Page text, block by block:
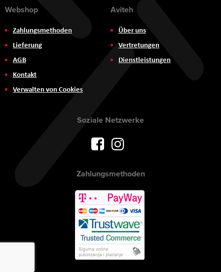
Webshop
Zahlungsmethoden
Lieferung
AGB
Kontakt
Verwalten von Cookies
Aviteh
Über uns
Vertretungen
Dienstleistungen
Soziale Netzwerke
Zahlungsmethoden